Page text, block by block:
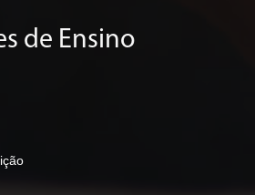
de Ensino